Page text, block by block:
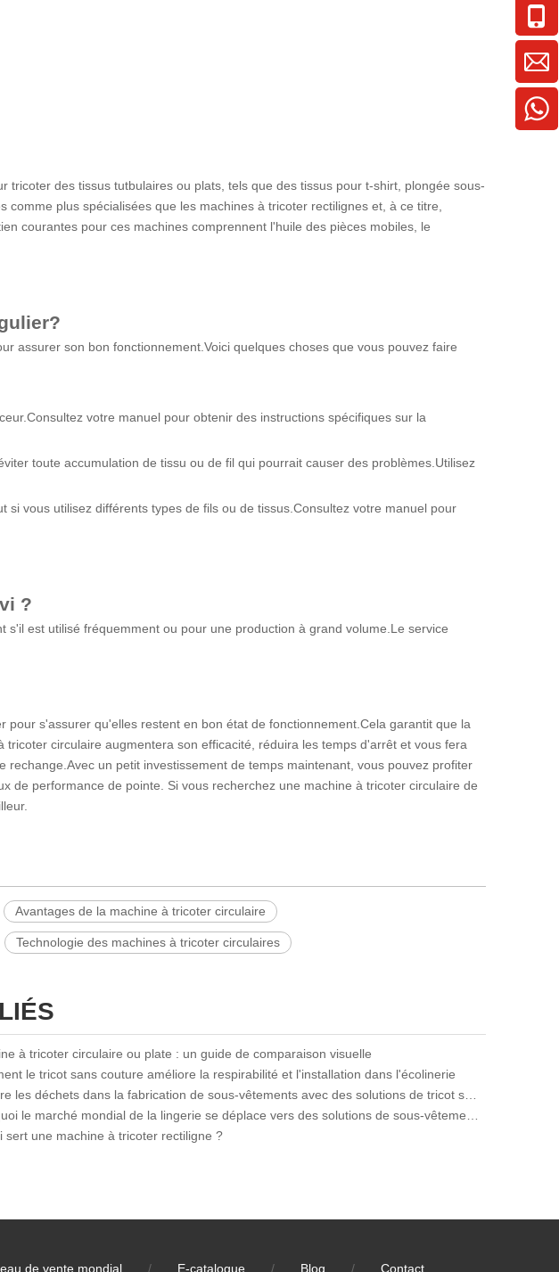
des tissus tutbulaires ou plats, tels que des tissus pour t-shirt, plongée sous-
plus spécialisées que les machines à tricoter rectilignes et, à ce titre,
courantes pour ces machines comprennent l'huile des pièces mobiles, le
assurer son bon fonctionnement.Voici quelques choses que vous pouvez faire
votre manuel pour obtenir des instructions spécifiques sur la
toute accumulation de tissu ou de fil qui pourrait causer des problèmes.Utilisez
vous utilisez différents types de fils ou de tissus.Consultez votre manuel pour
?
est utilisé fréquemment ou pour une production à grand volume.Le service
s'assurer qu'elles restent en bon état de fonctionnement.Cela garantit que la
circulaire augmentera son efficacité, réduira les temps d'arrêt et vous fera
un petit investissement de temps maintenant, vous pouvez profiter
de performance de pointe. Si vous recherchez une machine à tricoter circulaire de
Avantages de la machine à tricoter circulaire
Technologie des machines à tricoter circulaires
à tricoter circulaire ou plate : un guide de comparaison visuelle
le tricot sans couture améliore la respirabilité et l'installation dans l'écolinerie
sert une machine à tricoter rectiligne ?
de vente mondial / E-catalogue / Blog / Contact